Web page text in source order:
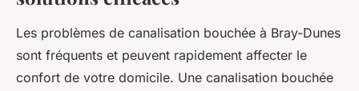
Les problèmes de canalisation bouchée à Bray-Dunes
sont fréquents et peuvent rapidement affecter le
confort de votre domicile. Une canalisation bouchée